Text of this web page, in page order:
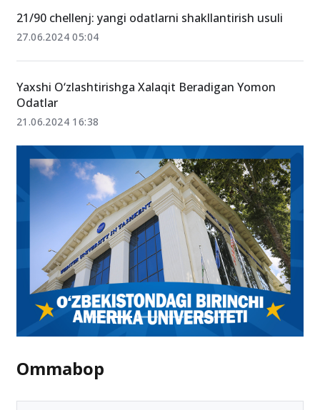
21/90 chellenj: yangi odatlarni shakllantirish usuli
27.06.2024 05:04
Yaxshi O‘zlashtirishga Xalaqit Beradigan Yomon
Odatlar
21.06.2024 16:38
Ommabop